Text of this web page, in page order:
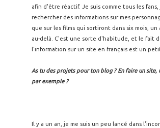
afin d'être réactif. Je suis comme tous les fans,
rechercher des informations sur mes
que sur les films qui sortiront dans six mois, un
au-delà. C'est une sorte d'habitude, et le fait
l'information sur un site en français est un
As tu des projets pour ton blog ? En faire un site,
par exemple ?
Il y a un an, je me suis un peu lancé dans